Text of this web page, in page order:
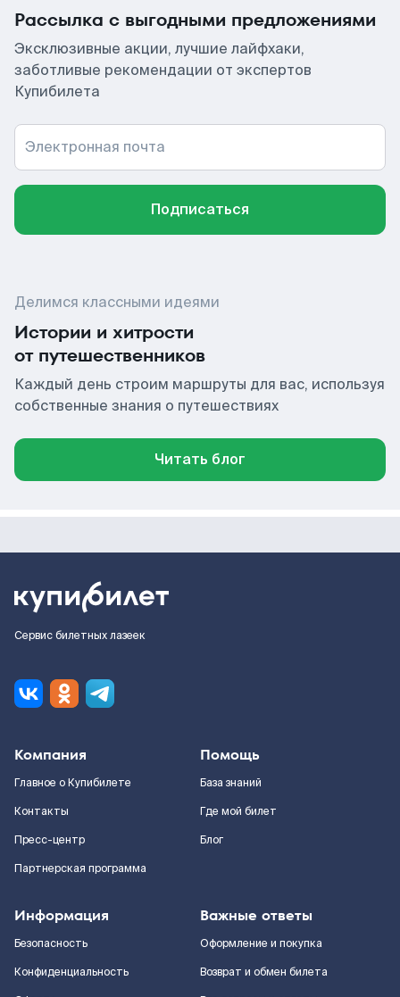
Рассылка с выгодными предложениями
Эксклюзивные акции, лучшие лайфхаки,
заботливые рекомендации от экспертов
Купибилета
Электронная почта
Подписаться
Делимся классными идеями
Истории и хитрости
от путешественников
Каждый день строим маршруты для вас, используя
собственные знания о путешествиях
Читать блог
Сервис билетных лазеек
Компания
Главное о Купибилете
Контакты
Пресс-центр
Партнерская программа
Помощь
База знаний
Где мой билет
Блог
Информация
Безопасность
Конфиденциальность
Важные ответы
Оформление и покупка
Возврат и обмен билета